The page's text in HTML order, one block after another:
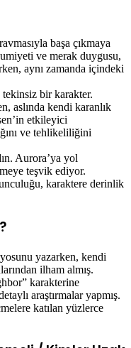
başa çıkmaya
ve merak duygusu,
aynı zamanda içindeki
bir karakter.
aslında kendi karanlık
etkileyici
ve tehlikeliliğini
Aurora’ya yol
teşvik ediyor.
karaktere derinlik
yazarken, kendi
ilham almış.
karakterine
araştırmalar yapmış.
katılan yüzlerce